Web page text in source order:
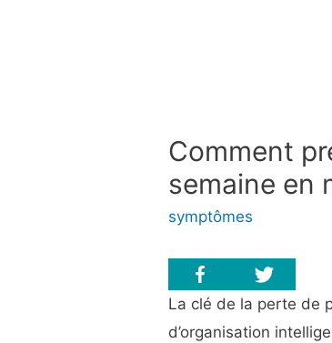
Comment
semaine en
symptômes
La clé de la perte de
d’organisation